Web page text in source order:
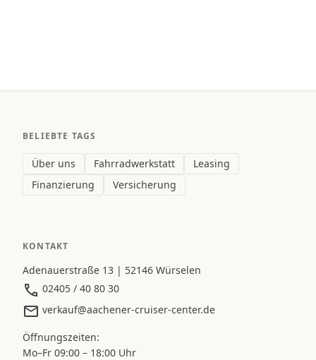
BELIEBTE TAGS
Über uns Fahrradwerkstatt
Leasing
Finanzierung
Versicherung
KONTAKT
Adenauerstraße 13 | 52146 Würselen
02405 / 40 80 30
verkauf@aachener-cruiser-center.de
Öffnungszeiten:
Mo–Fr 09:00 – 18:00 Uhr